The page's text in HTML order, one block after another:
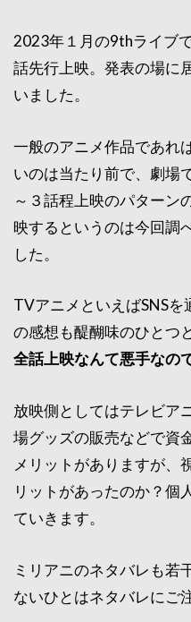
2023年１月の9thライブ
話先行上映。発表の場に
いました。
一般のアニメ作品であれ
いのは当たり前で、劇場
～３話程上映のパターン
映するというのは今回調
した。
TVアニメといえばSNS
の感想も醍醐味のひとつ
全話上映なんて悪手なの
放映側としてはテレビア
場グッズの販売などで資
メリットがありますが、
リットがあったのか？個
ていきます。
ミリアニのネタバレも若
ないひとはネタバレにご